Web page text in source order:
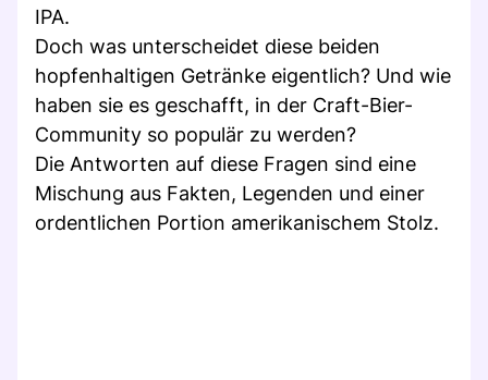
IPA.
Doch was unterscheidet diese beiden
hopfenhaltigen Getränke eigentlich? Und wie
haben sie es geschafft, in der Craft-Bier-
Community so populär zu werden?
Die Antworten auf diese Fragen sind eine
Mischung aus Fakten, Legenden und einer
ordentlichen Portion amerikanischem Stolz.